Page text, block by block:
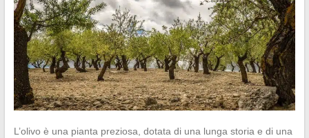
L’olivo è una pianta preziosa, dotata di una lunga storia e di una